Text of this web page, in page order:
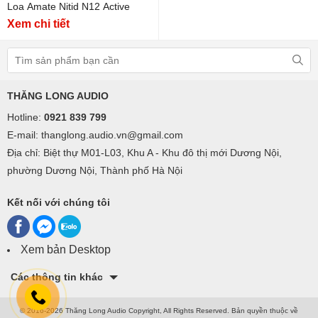
Loa Amate Nitid N12 Active
Xem chi tiết
THĂNG LONG AUDIO
Hotline: 0921 839 799
E-mail: thanglong.audio.vn@gmail.com
Địa chỉ: Biệt thự M01-L03, Khu A - Khu đô thị mới Dương Nội,
phường Dương Nội, Thành phố Hà Nội
Kết nối với chúng tôi
Xem bản Desktop
Các thông tin khác
© 2016-2026 Thăng Long Audio Copyright, All Rights Reserved. Bản quyền thuộc về